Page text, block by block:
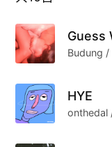
平凡日常打磨成
思的笔触捕捉年
本期音乐为韩国
Guess
HYE
onthedal